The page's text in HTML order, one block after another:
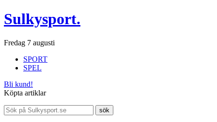
Sulkysport.
Fredag 7 augusti
SPORT
SPEL
Bli kund!
Köpta artiklar